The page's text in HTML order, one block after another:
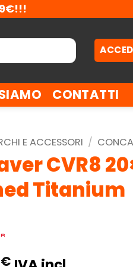
CONTATTI
E ACCESSORI /
CVR8
Titanium
€